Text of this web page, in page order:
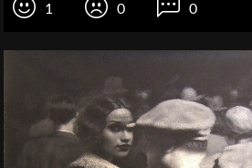
1 0 0